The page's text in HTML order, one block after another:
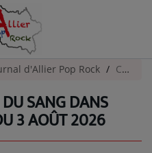
d'Allier Pop Rock Chronique "Le Don Du Sang Dans l'Allier" - Semaine du 3 Août 2026
SANG DANS
3 AOÛT 2026